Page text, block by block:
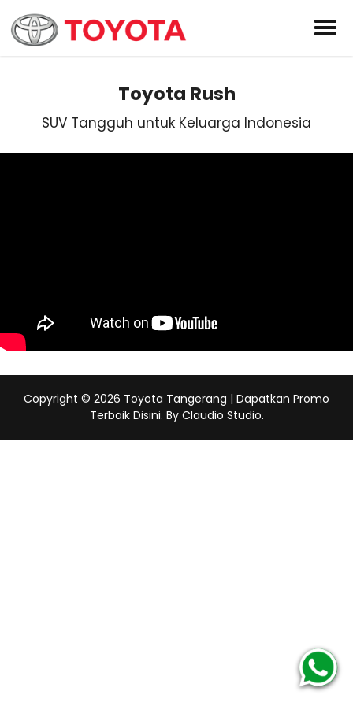
Toyota Rush
SUV Tangguh untuk Keluarga Indonesia
Copyright © 2026 Toyota Tangerang | Dapatkan Promo
Terbaik Disini. By Claudio Studio.